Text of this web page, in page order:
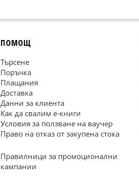
ПОМОЩ
Търсене
Поръчка
Плащания
Доставка
Данни за клиента
Как да свалим е-книги
Условия за ползване на ваучер
Право на отказ от закупена стока
Правилници за промоционални
кампании